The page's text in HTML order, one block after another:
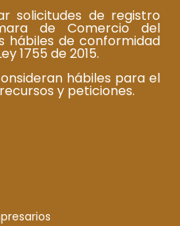
solicitudes de registro
de Comercio del
hábiles de conformidad
1755 de 2015.
hábiles para el
y peticiones.